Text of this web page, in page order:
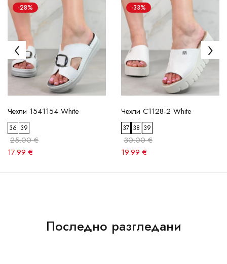
-28%
Чехли 1541154 White
36 39
25.00 €
17.99 €
-33%
Чехли C1128-2 White
37 38 39
30.00 €
19.99 €
Последно разгледани